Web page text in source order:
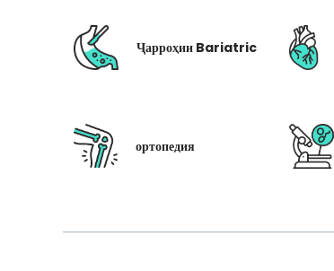
Ҷарроҳии Bariatric
ортопедия